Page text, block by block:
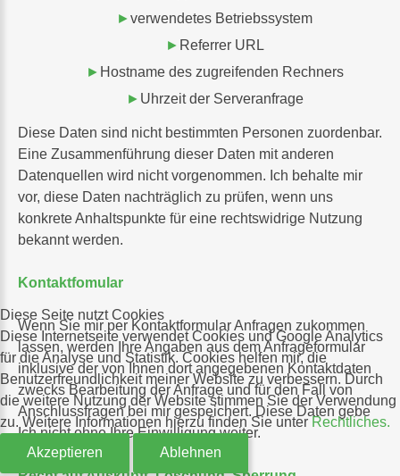
verwendetes Betriebssystem
Referrer URL
Hostname des zugreifenden Rechners
Uhrzeit der Serveranfrage
Diese Daten sind nicht bestimmten Personen zuordenbar.
Eine Zusammenführung dieser Daten mit anderen
Datenquellen wird nicht vorgenommen. Ich behalte mir
vor, diese Daten nachträglich zu prüfen, wenn uns
konkrete Anhaltspunkte für eine rechtswidrige Nutzung
bekannt werden.
Kontaktfomular
Wenn Sie mir per Kontaktformular Anfragen zukommen
lassen, werden Ihre Angaben aus dem Anfrageformular
inklusive der von Ihnen dort angegebenen Kontaktdaten
zwecks Bearbeitung der Anfrage und für den Fall von
Anschlussfragen bei mir gespeichert. Diese Daten gebe
Ich nicht ohne Ihre Einwilligung weiter.
Diese Seite nutzt Cookies
Diese Internetseite verwendet Cookies und Google Analytics
für die Analyse und Statistik. Cookies helfen mir, die
Benutzerfreundlichkeit meiner Website zu verbessern. Durch
die weitere Nutzung der Website stimmen Sie der Verwendung
zu. Weitere Informationen hierzu finden Sie unter Rechtliches.
Akzeptieren Ablehnen